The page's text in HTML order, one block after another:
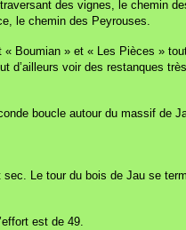
des vignes, le chemin
le chemin des Peyrouses.
Boumian » et « Les Pièces »
d’ailleurs voir des restanques
boucle autour du massif de
Le tour du bois de Jau se
est de 49.